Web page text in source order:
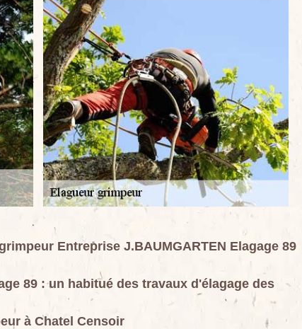
Entreprise J.BAUMGARTEN Elagage 89
89 : un habitué des travaux d'élagage des
à Chatel Censoir